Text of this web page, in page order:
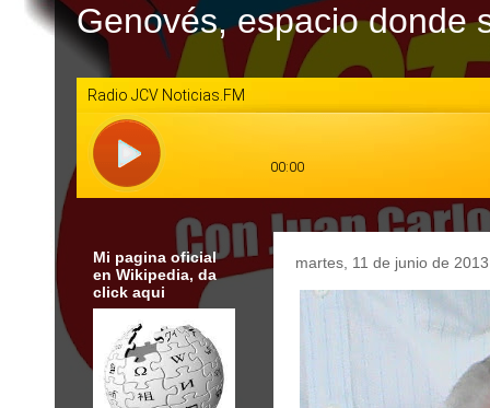
Genovés, espacio donde
martes, 11 de junio de 2013
Mi pagina oficial
en Wikipedia, da
click aqui